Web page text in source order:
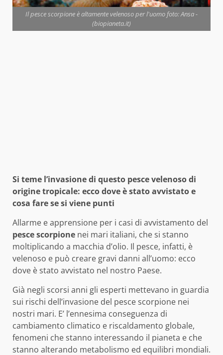
Il pesce scorpione è altamente velenoso per l'uomo foto: Ansa -
(biopianeta.it)
Si teme l’invasione di questo pesce velenoso di
origine tropicale: ecco dove è stato avvistato e
cosa fare se si viene punti
Allarme e apprensione per i casi di avvistamento del
pesce scorpione nei mari italiani, che si stanno
moltiplicando a macchia d’olio. Il pesce, infatti, è
velenoso e può creare gravi danni all’uomo: ecco
dove è stato avvistato nel nostro Paese.
Già negli scorsi anni gli esperti mettevano in guardia
sui rischi dell’invasione del pesce scorpione nei
nostri mari. E’ l’ennesima conseguenza di
cambiamento climatico e riscaldamento globale,
fenomeni che stanno interessando il pianeta e che
stanno alterando metabolismo ed equilibri mondiali.